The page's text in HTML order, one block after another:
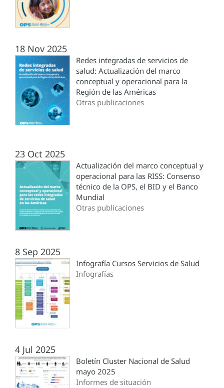
18 Nov 2025
Redes integradas de servicios de
salud: Actualización del marco
conceptual y operacional para la
Región de las Américas
Otras publicaciones
23 Oct 2025
Actualización del marco conceptual y
operacional para las RISS: Consenso
técnico de la OPS, el BID y el Banco
Mundial
Otras publicaciones
8 Sep 2025
Infografía Cursos Servicios de Salud
Infografías
4 Jul 2025
Boletín Cluster Nacional de Salud
mayo 2025
Informes de situación